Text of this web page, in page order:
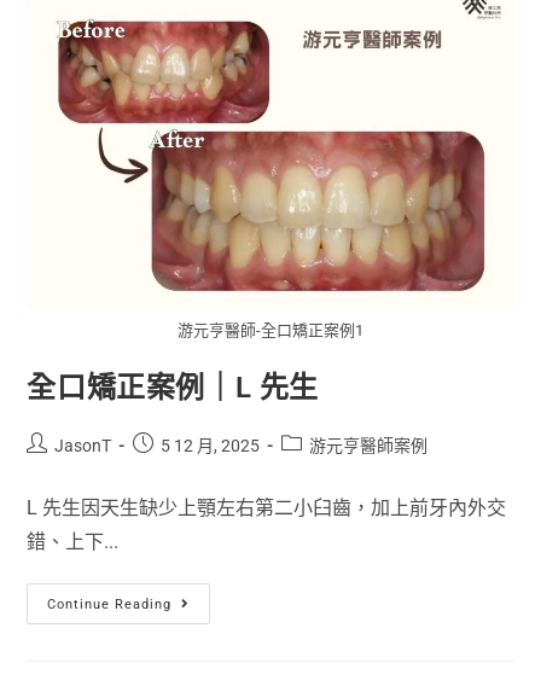
游元亨醫師-全口矯正案例1
全口矯正案例｜L 先生
JasonT 5 12 月, 2025 游元亨醫師案例
L 先生因天生缺少上顎左右第二小臼齒，加上前牙內外交
錯、上下...
Continue Reading